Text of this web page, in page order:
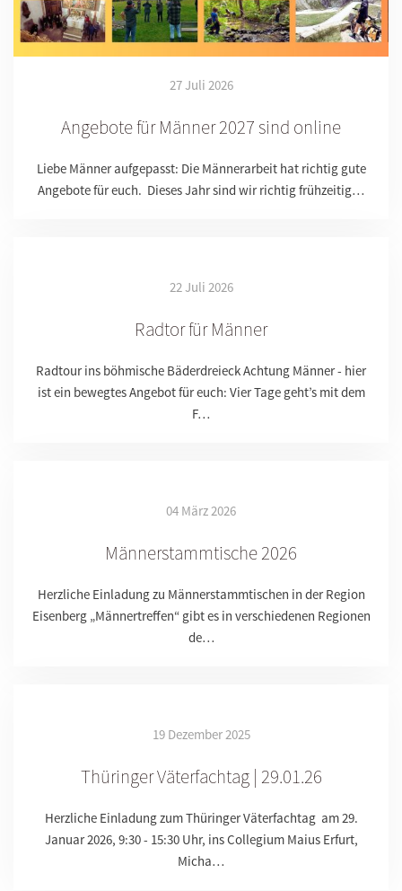
27 Juli 2026
Angebote für Männer 2027 sind online
Liebe Männer aufgepasst: Die Männerarbeit hat richtig gute
Angebote für euch. Dieses Jahr sind wir richtig frühzeitig…
22 Juli 2026
Radtor für Männer
Radtour ins böhmische Bäderdreieck Achtung Männer - hier
ist ein bewegtes Angebot für euch: Vier Tage geht’s mit dem
F…
04 März 2026
Männerstammtische 2026
Herzliche Einladung zu Männerstammtischen in der Region
Eisenberg „Männertreffen“ gibt es in verschiedenen Regionen
de…
19 Dezember 2025
Thüringer Väterfachtag | 29.01.26
Herzliche Einladung zum Thüringer Väterfachtag am 29.
Januar 2026, 9:30 - 15:30 Uhr, ins Collegium Maius Erfurt,
Micha…